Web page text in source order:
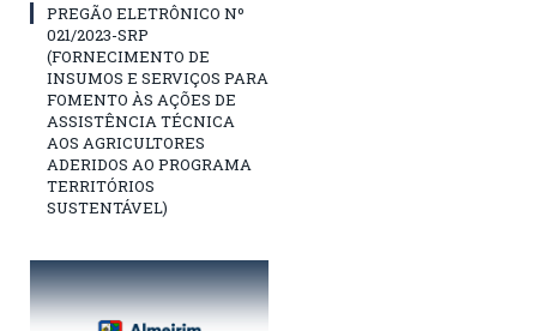
PREGÃO ELETRÔNICO Nº
021/2023-SRP
(FORNECIMENTO DE
INSUMOS E SERVIÇOS PARA
FOMENTO ÀS AÇÕES DE
ASSISTÊNCIA TÉCNICA
AOS AGRICULTORES
ADERIDOS AO PROGRAMA
TERRITÓRIOS
SUSTENTÁVEL)